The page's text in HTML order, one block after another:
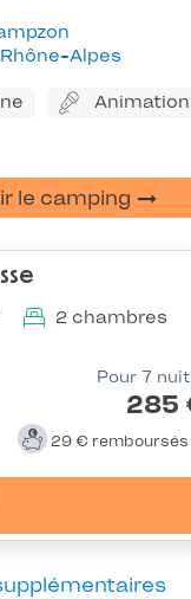
Rhône-Alpes
le camping
2 chambres
Pour 7
285
29 € remboursés